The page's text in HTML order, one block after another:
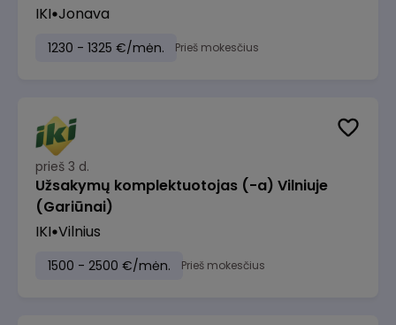
IKI Jonava
1230 - 1325 €/mėn. Prieš mokesčius
prieš 3 d.
Užsakymų komplektuotojas (-a) Vilniuje
(Gariūnai)
IKI Vilnius
1500 - 2500 €/mėn. Prieš mokesčius